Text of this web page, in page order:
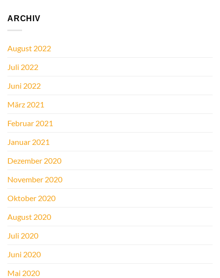
ARCHIV
August 2022
Juli 2022
Juni 2022
März 2021
Februar 2021
Januar 2021
Dezember 2020
November 2020
Oktober 2020
August 2020
Juli 2020
Juni 2020
Mai 2020